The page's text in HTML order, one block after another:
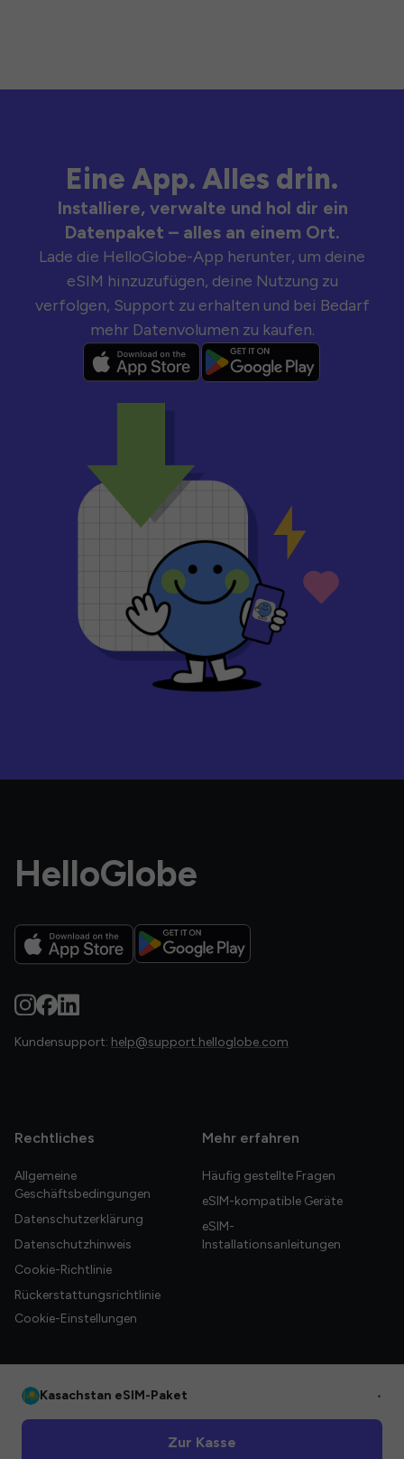
Eine App. Alles drin.
Installiere, verwalte und hol dir ein
Datenpaket – alles an einem Ort.
Lade die HelloGlobe-App herunter, um deine
eSIM hinzuzufügen, deine Nutzung zu
verfolgen, Support zu erhalten und bei Bedarf
mehr Datenvolumen zu kaufen.
HelloGlobe
Kundensupport: help@support.helloglobe.com
Rechtliches
Allgemeine
Geschäftsbedingungen
Datenschutzerklärung
Datenschutzhinweis
Cookie-Richtlinie
Rückerstattungsrichtlinie
Cookie-Einstellungen
Mehr erfahren
Häufig gestellte Fragen
eSIM-kompatible Geräte
eSIM-
Installationsanleitungen
Kasachstan eSIM-Paket •
Zur Kasse